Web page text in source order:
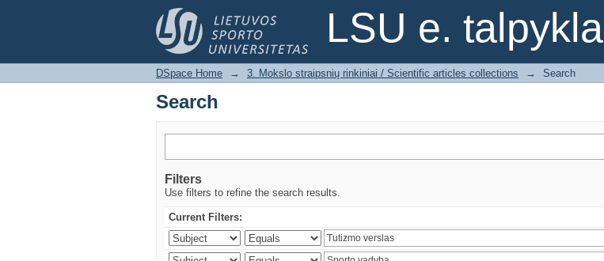
LSU e. talpykla
Search
DSpace Home → 3. Mokslo straipsnių rinkiniai / Scientific articles collections → Search
Search
Filters
Use filters to refine the search results.
Current Filters: